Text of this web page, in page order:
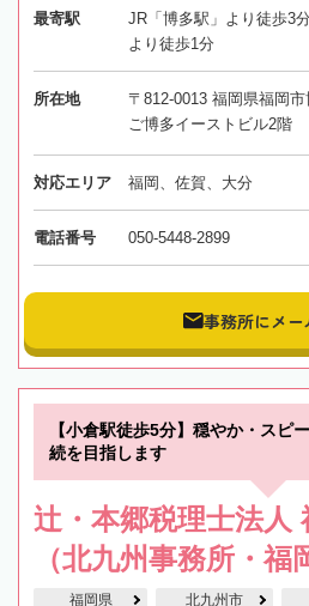
最寄駅
JR「博多駅」より徒歩3
より徒歩1分
所在地
〒812-0013 福岡県福岡
ご博多イーストビル2階
対応エリア 福岡、佐賀、大分
電話番号 050-5448-2899
事務所にメー
【小倉駅徒歩5分】穏やか・スピ
続を目指します
辻・本郷税理士法人
（北九州事務所・福
福岡県 北九州市